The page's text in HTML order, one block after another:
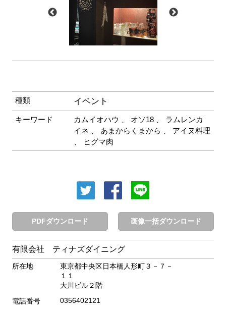
種類 イベント
キーワード カムイオハウ オソ18
ラムレンカ
イネ
あまからくまから
アイヌ料理
ヒグマ肉
PDFダウンロード 画像一括ダウンロード
有限会社 ティナズダイニング
所在地
東京都中央区日本橋人形町３－７－
１１
大川ビル２階
電話番号
0356402121